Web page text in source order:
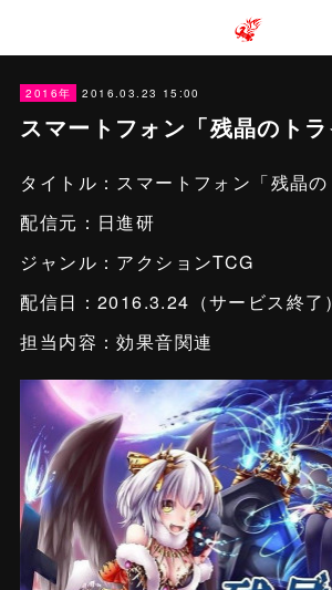
2016年 2016.03.23 15:00
スマートフォン「残晶のトラ
タイトル：スマートフォン「残晶の
配信元：日進研
ジャンル：アクションTCG
配信日：2016.3.24（サービス終了）
担当内容：効果音関連